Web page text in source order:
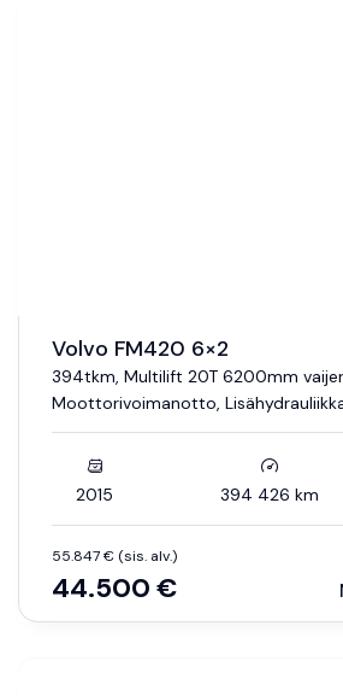
Volvo FM420 6×2
394tkm, Multilift 20T 6200mm
Moottorivoimanotto,
2015 394 426 km
55.847 € (sis. alv.)
44.500 €